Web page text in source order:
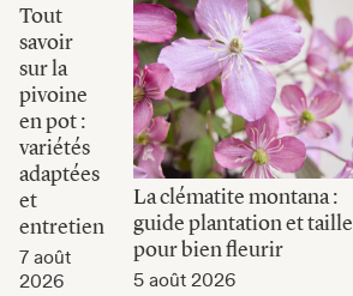
Tout
savoir
sur la
pivoine
en pot :
variétés
adaptées
et
entretien
7 août
2026
La clématite montana :
guide plantation et taille
pour bien fleurir
5 août 2026